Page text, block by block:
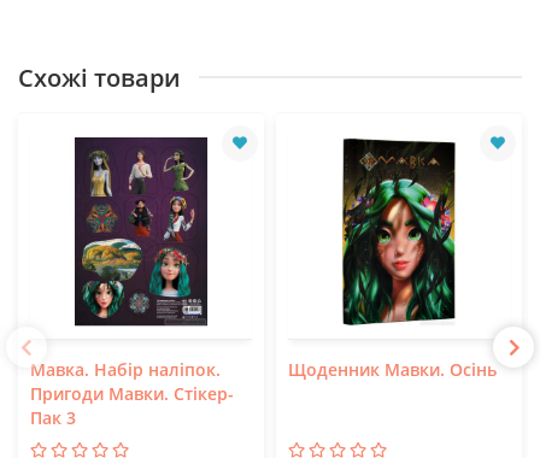
Схожі товари
Мавка. Набір наліпок.
Пригоди Мавки. Стікер-
Пак 3
Щоденник Мавки. Осінь